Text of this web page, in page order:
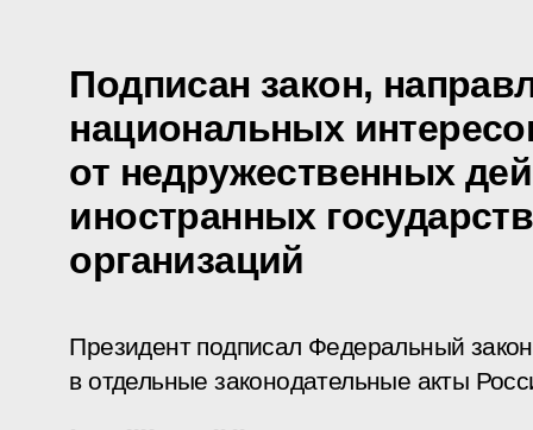
Подписан закон,
национальных
от недружественных
иностранных
организаций
Президент подписал Федеральный
в отдельные законодательные акты